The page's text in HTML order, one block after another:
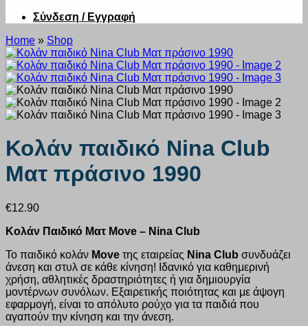
Σύνδεση / Εγγραφή
Home » Shop
Κολάν παιδικό Nina Club
Ματ πράσινο 1990
€12.90
Κολάν Παιδικό Ματ Move – Nina Club
Το παιδικό κολάν Move της εταιρείας Nina Club συνδυάζει
άνεση και στυλ σε κάθε κίνηση! Ιδανικό για καθημερινή
χρήση, αθλητικές δραστηριότητες ή για δημιουργία
μοντέρνων συνόλων. Εξαιρετικής ποιότητας και με άψογη
εφαρμογή, είναι το απόλυτο ρούχο για τα παιδιά που
αγαπούν την κίνηση και την άνεση.